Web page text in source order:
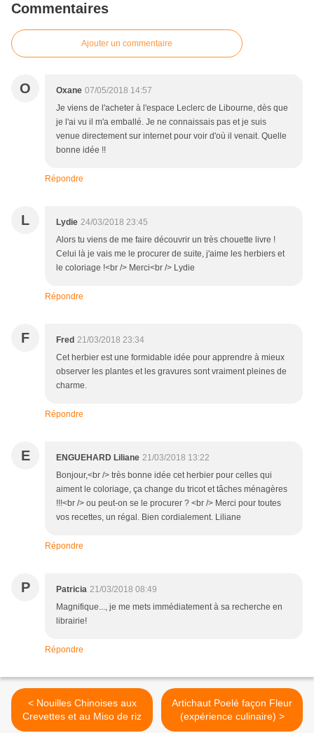
Commentaires
Ajouter un commentaire
O Oxane 07/05/2018 14:57
Je viens de l'acheter à l'espace Leclerc de Libourne, dès que
je l'ai vu il m'a emballé. Je ne connaissais pas et je suis
venue directement sur internet pour voir d'où il venait. Quelle
bonne idée !!
Répondre
L Lydie 24/03/2018 23:45
Alors tu viens de me faire découvrir un très chouette livre !
Celui là je vais me le procurer de suite, j'aime les herbiers et
le coloriage !<br /> Merci<br /> Lydie
Répondre
F Fred 21/03/2018 23:34
Cet herbier est une formidable idée pour apprendre à mieux
observer les plantes et les gravures sont vraiment pleines de
charme.
Répondre
E ENGUEHARD Liliane 21/03/2018 13:22
Bonjour,<br /> très bonne idée cet herbier pour celles qui
aiment le coloriage, ça change du tricot et tâches ménagères
!!!<br /> ou peut-on se le procurer ? <br /> Merci pour toutes
vos recettes, un régal. Bien cordialement. Liliane
Répondre
P Patricia 21/03/2018 08:49
Magnifique..., je me mets immédiatement à sa recherche en
librairie!
Répondre
< Nouilles Chinoises aux
Crevettes et au Miso de riz
Artichaut Poelé façon Fleur
(expérience culinaire) >